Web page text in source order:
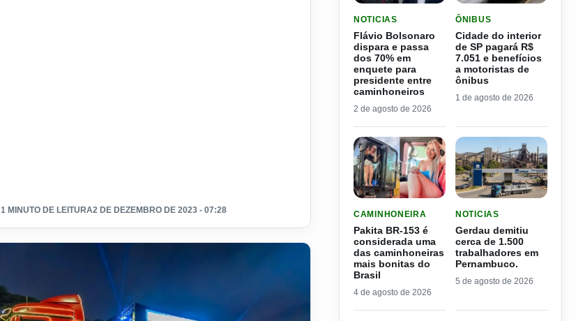
1 MINUTO DE LEITURA2 DE DEZEMBRO DE 2023 - 07:28
NOTICIAS
Flávio Bolsonaro
dispara e passa
dos 70% em
enquete para
presidente entre
caminhoneiros
2 de agosto de 2026
ÔNIBUS
Cidade do interior
de SP pagará R$
7.051 e benefícios
a motoristas de
ônibus
1 de agosto de 2026
CAMINHONEIRA
Pakita BR-153 é
considerada uma
das caminhoneiras
mais bonitas do
Brasil
4 de agosto de 2026
NOTICIAS
Gerdau demitiu
cerca de 1.500
trabalhadores em
Pernambuco.
5 de agosto de 2026